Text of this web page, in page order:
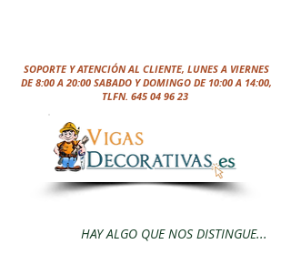
SOPORTE Y ATENCIÓN AL CLIENTE, LUNES A VIERNES
DE 8:00 A 20:00 SABADO Y DOMINGO DE 10:00 A 14:00,
TLFN. 645 04 96 23
HAY ALGO QUE NOS DISTINGUE...